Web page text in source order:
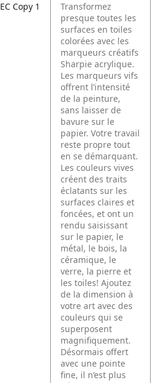
EC Copy 1
Transformez
presque toutes les
surfaces en toiles
colorées avec les
marqueurs créatifs
Sharpie acrylique.
Les marqueurs vifs
offrent l’intensité
de la peinture,
sans laisser de
bavure sur le
papier. Votre travail
reste propre tout
en se démarquant.
Les couleurs vives
créent des traits
éclatants sur les
surfaces claires et
foncées, et ont un
rendu saisissant
sur le papier, le
métal, le bois, la
céramique, le
verre, la pierre et
les toiles! Ajoutez
de la dimension à
votre art avec des
couleurs qui se
superposent
magnifiquement.
Désormais offert
avec une pointe
fine, il n’est plus